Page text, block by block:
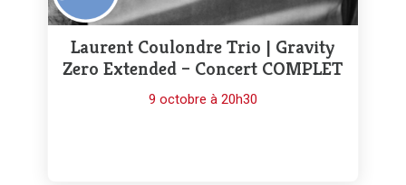
Laurent Coulondre Trio | Gravity
Zero Extended – Concert COMPLET
9 octobre à 20h30